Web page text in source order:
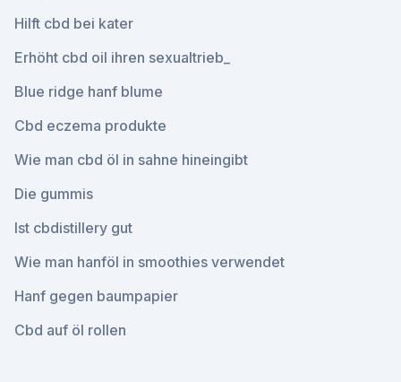
Hilft cbd bei kater
Erhöht cbd oil ihren sexualtrieb_
Blue ridge hanf blume
Cbd eczema produkte
Wie man cbd öl in sahne hineingibt
Die gummis
Ist cbdistillery gut
Wie man hanföl in smoothies verwendet
Hanf gegen baumpapier
Cbd auf öl rollen